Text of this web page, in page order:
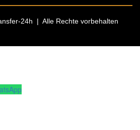
24h | Alle Rechte vorbehalten